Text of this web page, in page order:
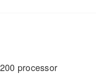
processor